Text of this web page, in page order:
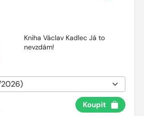
Kniha Václav Kadlec Já to
nevzdám!
Koupit